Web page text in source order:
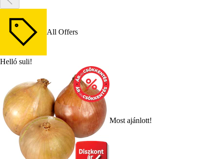
All Offers
Helló suli!
Most ajánlott!